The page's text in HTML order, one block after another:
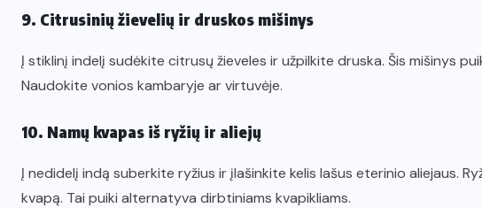
9. Citrusinių žievelių ir druskos mišinys
Į stiklinį indelį sudėkite citrusų žieveles ir užpilkite druska. Šis mišinys
Naudokite vonios kambaryje ar virtuvėje.
10. Namų kvapas iš ryžių ir aliejų
Į nedidelį indą suberkite ryžius ir įlašinkite kelis lašus eterinio aliejaus.
kvapą. Tai puiki alternatyva dirbtiniams kvapikliams.